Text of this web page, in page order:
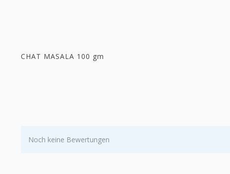
CHAT MASALA 100 gm
Noch keine Bewertungen